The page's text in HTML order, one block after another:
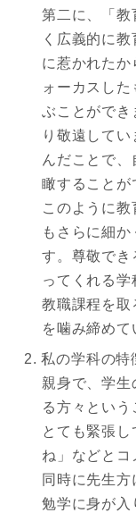
第二に、「教
く広義的に
に惹かれたか
ォーカスし
ぶことができ
り敬遠して
んだことで
瞰することが
このように
もさらに細
す。尊敬でき
ってくれる
教職課程を取
を噛み締めて
私の学科の特
親身で、学生
る方々とい
とても緊張
ね」などとコ
同時に先生
勉学に身が入